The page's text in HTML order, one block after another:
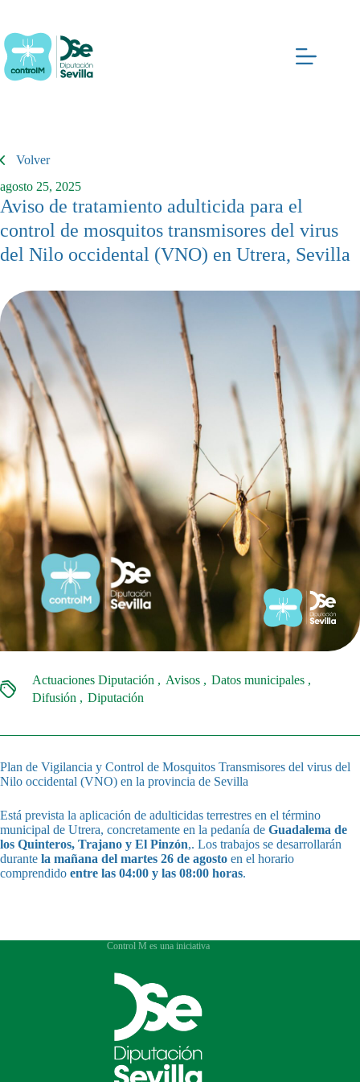
contenido
Volver
agosto 25, 2025
Aviso de tratamiento adulticida para el
control de mosquitos transmisores del virus
del Nilo occidental (VNO) en Utrera, Sevilla
Actuaciones Diputación Avisos
Datos municipales
Difusión
Diputación
Plan de Vigilancia y Control de Mosquitos Transmisores del virus del
Nilo occidental (VNO) en la provincia de Sevilla
Está prevista la aplicación de adulticidas terrestres en el término
municipal de Utrera, concretamente en la pedanía de Guadalema de
los Quinteros, Trajano y El Pinzón,. Los trabajos se desarrollarán
durante la mañana del martes 26 de agosto en el horario
comprendido entre las 04:00 y las 08:00 horas.
Control M es una iniciativa